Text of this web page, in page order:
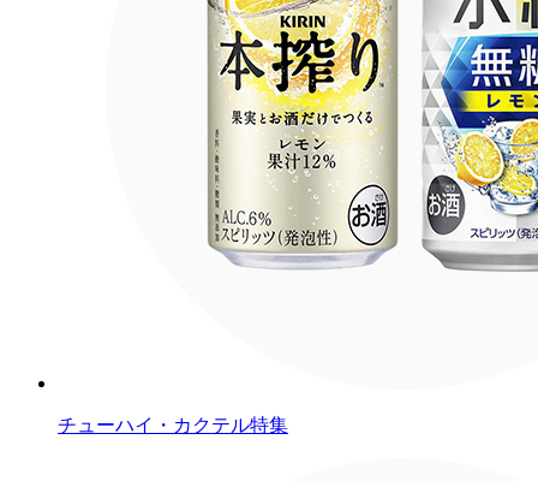
チューハイ・カクテル特集